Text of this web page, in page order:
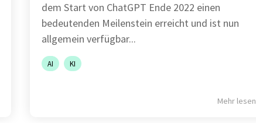
dem Start von ChatGPT Ende 2022 einen
bedeutenden Meilenstein erreicht und ist nun
allgemein verfügbar...
AI KI
Mehr lesen